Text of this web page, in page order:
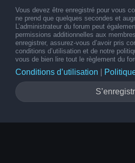
Vous devez être enregistré pour vous
ne prend que quelques secondes et
L’administrateur du forum peut
permissions additionnelles aux
enregistrer, assurez-vous d’avoir pris
conditions d’utilisation et de notre
vous de bien lire tout le règlement du
Conditions d’utilisation